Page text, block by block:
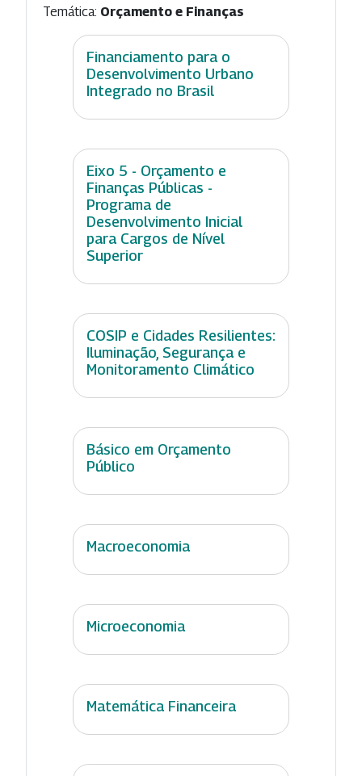
Temática: Orçamento e Finanças
Financiamento para o
Desenvolvimento Urbano
Integrado no Brasil
Eixo 5 - Orçamento e
Finanças Públicas -
Programa de
Desenvolvimento Inicial
para Cargos de Nível
Superior
COSIP e Cidades Resilientes:
Iluminação, Segurança e
Monitoramento Climático
Básico em Orçamento
Público
Macroeconomia
Microeconomia
Matemática Financeira